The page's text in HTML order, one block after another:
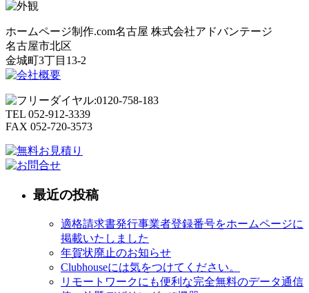
ホームページ制作.com名古屋 株式会社アドバンテージ
名古屋市北区
金城町3丁目13-2
TEL 052-912-3339
FAX 052-720-3573
最近の投稿
適格請求書発行事業者登録番号をホームページに
掲載いたしました
年賀状廃止のお知らせ
Clubhouseには気をつけてください。
リモートワークにも便利な完全無料のデータ通信